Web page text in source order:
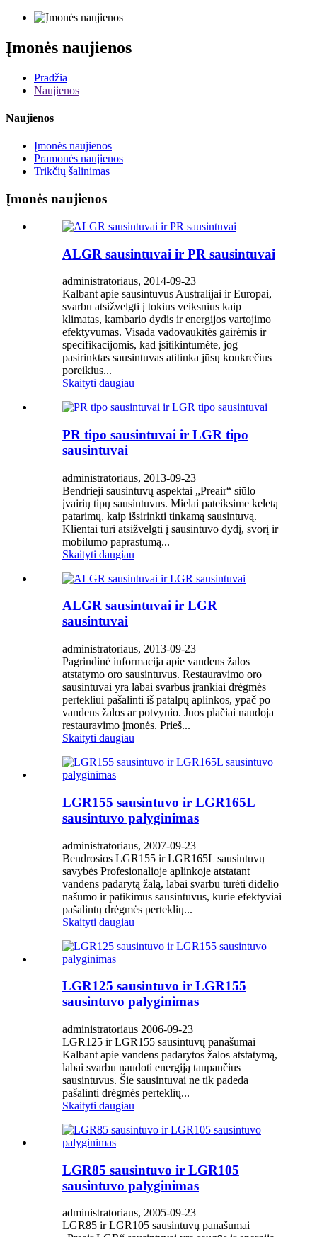
Įmonės naujienos
Pradžia
Naujienos
Naujienos
Įmonės naujienos
Pramonės naujienos
Trikčių šalinimas
Įmonės naujienos
ALGR sausintuvai ir PR sausintuvai
administratoriaus, 2014-09-23
Kalbant apie sausintuvus Australijai ir Europai,
svarbu atsižvelgti į tokius veiksnius kaip
klimatas, kambario dydis ir energijos vartojimo
efektyvumas. Visada vadovaukitės gairėmis ir
specifikacijomis, kad įsitikintumėte, jog
pasirinktas sausintuvas atitinka jūsų konkrečius
poreikius...
Skaityti daugiau
PR tipo sausintuvai ir LGR tipo
sausintuvai
administratoriaus, 2013-09-23
Bendrieji sausintuvų aspektai „Preair“ siūlo
įvairių tipų sausintuvus. Mielai pateiksime keletą
patarimų, kaip išsirinkti tinkamą sausintuvą.
Klientai turi atsižvelgti į sausintuvo dydį, svorį ir
mobilumo paprastumą...
Skaityti daugiau
ALGR sausintuvai ir LGR
sausintuvai
administratoriaus, 2013-09-23
Pagrindinė informacija apie vandens žalos
atstatymo oro sausintuvus. Restauravimo oro
sausintuvai yra labai svarbūs įrankiai drėgmės
pertekliui pašalinti iš patalpų aplinkos, ypač po
vandens žalos ar potvynio. Juos plačiai naudoja
restauravimo įmonės. Prieš...
Skaityti daugiau
LGR155 sausintuvo ir LGR165L
sausintuvo palyginimas
administratoriaus, 2007-09-23
Bendrosios LGR155 ir LGR165L sausintuvų
savybės Profesionalioje aplinkoje atstatant
vandens padarytą žalą, labai svarbu turėti didelio
našumo ir patikimus sausintuvus, kurie efektyviai
pašalintų drėgmės perteklių...
Skaityti daugiau
LGR125 sausintuvo ir LGR155
sausintuvo palyginimas
administratoriaus 2006-09-23
LGR125 ir LGR155 sausintuvų panašumai
Kalbant apie vandens padarytos žalos atstatymą,
labai svarbu naudoti energiją taupančius
sausintuvus. Šie sausintuvai ne tik padeda
pašalinti drėgmės perteklių...
Skaityti daugiau
LGR85 sausintuvo ir LGR105
sausintuvo palyginimas
administratoriaus, 2005-09-23
LGR85 ir LGR105 sausintuvų panašumai